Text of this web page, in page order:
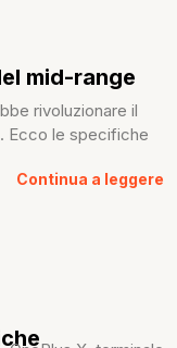
mid-range
rivoluzionare il
Ecco le specifiche
Continua a leggere